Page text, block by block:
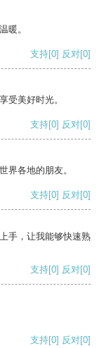
暖。
支持[0] 反对[0]
受美好时光。
支持[0] 反对[0]
界各地的朋友。
支持[0] 反对[0]
手，让我能够快速熟
支持[0] 反对[0]
支持[0] 反对[0]